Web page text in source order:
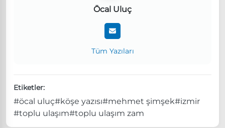
Öcal Uluç
Tüm Yazıları
Etiketler:
#öcal uluç#köşe yazısı#mehmet şimşek#izmir
#toplu ulaşım#toplu ulaşım zam